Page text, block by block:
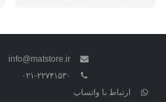
info@matstore.ir
۰۲۱-۲۲۷۴۱۵۳۰
ارتباط با واتساپ